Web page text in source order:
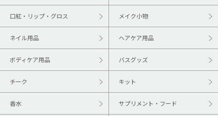
口紅・リップ・グロス メイク小物
ネイル用品 ヘアケア用品
ボディケア用品 バスグッズ
チーク キット
香水 サプリメント・フード